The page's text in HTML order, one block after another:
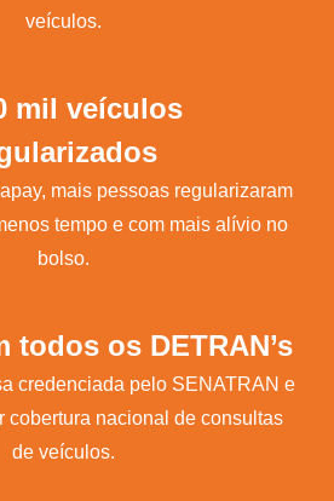
veículos.
mil veículos
mais pessoas regularizaram
tempo e com mais alívio no
bolso.
todos os DETRAN’s
credenciada pelo SENATRAN e
cobertura nacional de consultas
de veículos.